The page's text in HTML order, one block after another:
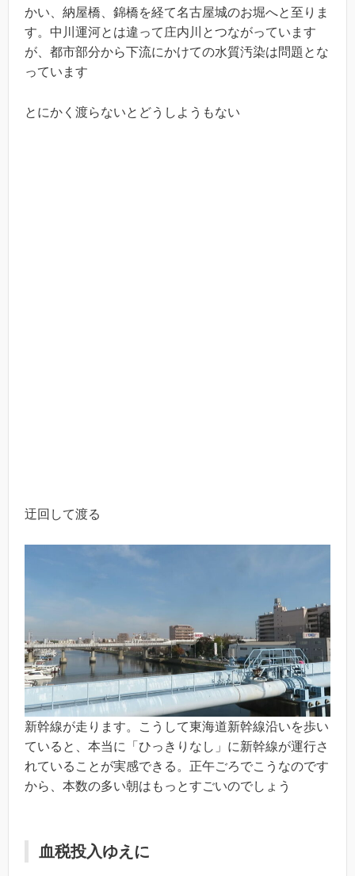
かい、納屋橋、錦橋を経て名古屋城のお堀へと至りま
す。中川運河とは違って庄内川とつながっています
が、都市部分から下流にかけての水質汚染は問題とな
っています
とにかく渡らないとどうしようもない
迂回して渡る
新幹線が走ります。こうして東海道新幹線沿いを歩い
ていると、本当に「ひっきりなし」に新幹線が運行さ
れていることが実感できる。正午ごろでこうなのです
から、本数の多い朝はもっとすごいのでしょう
血税投入ゆえに